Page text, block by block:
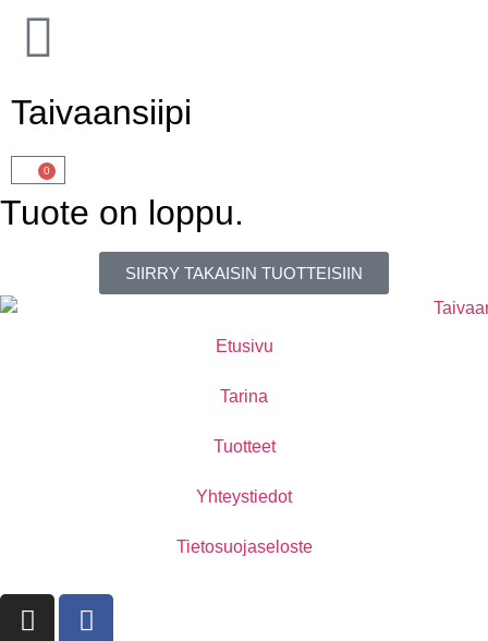
Taivaansiipi
0
Tuote on loppu.
SIIRRY TAKAISIN TUOTTEISIIN
Etusivu
Tarina
Tuotteet
Yhteystiedot
Tietosuojaseloste